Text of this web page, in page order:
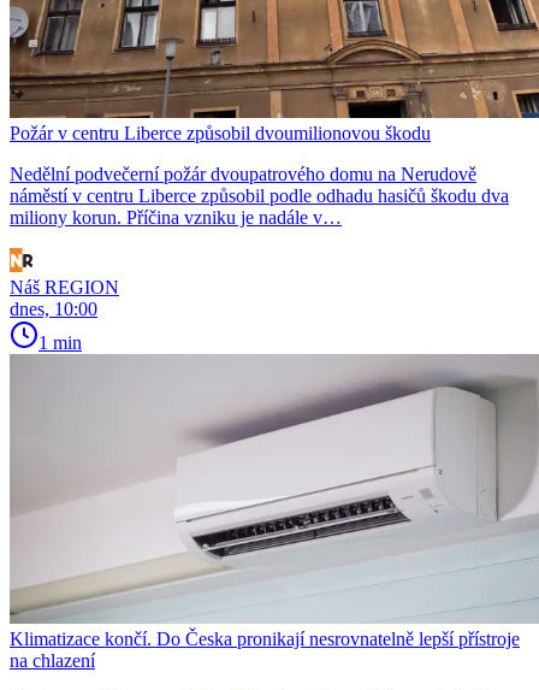
Požár v centru Liberce způsobil dvoumilionovou škodu
Nedělní podvečerní požár dvoupatrového domu na Nerudově
náměstí v centru Liberce způsobil podle odhadu hasičů škodu dva
miliony korun. Příčina vzniku je nadále v…
Náš REGION
dnes, 10:00
1 min
Klimatizace končí. Do Česka pronikají nesrovnatelně lepší přístroje
na chlazení